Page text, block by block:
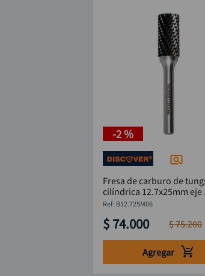
-2 %
Fresa de carburo de
cilíndrica 12.7x25mm eje
DISCOVER
: B12.725M06
$ 74.000 $75.200
Agregar